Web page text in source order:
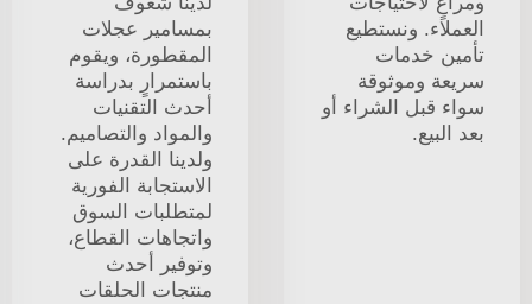
العملاء. ونستطيع
تأمين خدمات
سريعة وموثوقة
سواء قبل الشراء أو
بعد البيع.
بمسامير عجلات
المقطورة، ويقوم
باستمرارٍ بدراسة
أحدث التقنيات
والمواد والتصاميم.
ولدينا القدرة على
الاستجابة الفورية
لمتطلبات السوق
واتجاهات القطاع،
وتوفير أحدث
منتجات الحلقات